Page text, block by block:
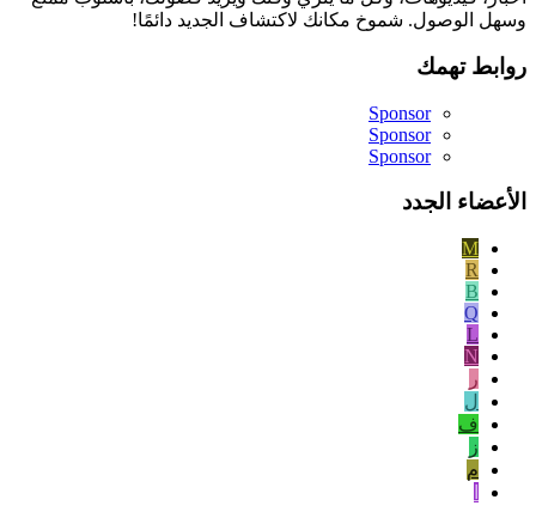
وسهل الوصول. شموخ مكانك لاكتشاف الجديد دائمًا!
روابط تهمك
Sponsor
Sponsor
Sponsor
الأعضاء الجدد
M
R
B
Q
L
N
ر
ل
ف
ز
م